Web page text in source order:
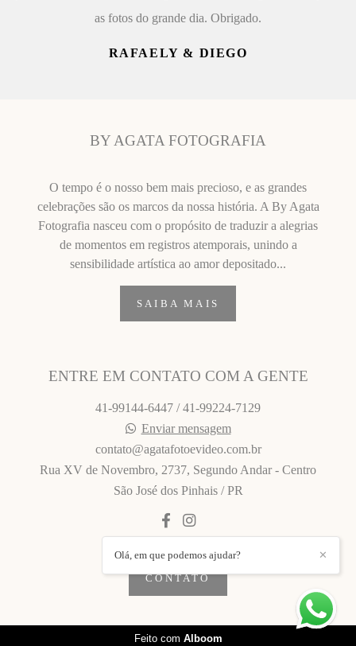
as fotos do grande dia. Obrigado.
RAFAELY & DIEGO
BY AGATA FOTOGRAFIA
O tempo é o nosso bem mais precioso, e as grandes
celebrações são os marcos da nossa história. A By Agata
Fotografia nasceu com o propósito de traduzir a alegrias
de momentos em registros atemporais, unindo a
sensibilidade artística ao amor depositado...
SAIBA MAIS
ENTRE EM CONTATO COM A GENTE
41-99144-6447 / 41-99224-7129
Enviar mensagem
contato@agatafotoevideo.com.br
Rua XV de Novembro, 2737, Segundo Andar - Centro
São José dos Pinhais / PR
CONTATO
✕
Olá, em que podemos ajudar?
Feito com Alboom